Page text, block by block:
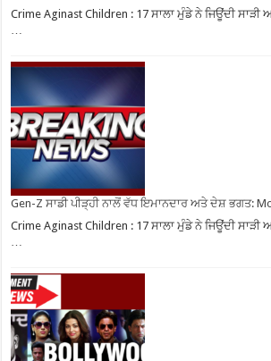
Crime Aginast Children : 17 ਸਾਲਾ ਮੁੰਡੇ ਨੇ ਜਿਊਂਦੀ
…
Gen-Z ਸਾਡੀ ਪੀੜ੍ਹੀ ਨਾਲੋਂ ਵੱਧ ਇਮਾਨਦਾਰ ਅਤੇ ਦੇਸ਼ ਭਗਤ:
Crime Aginast Children : 17 ਸਾਲਾ ਮੁੰਡੇ ਨੇ ਜਿਊਂਦੀ